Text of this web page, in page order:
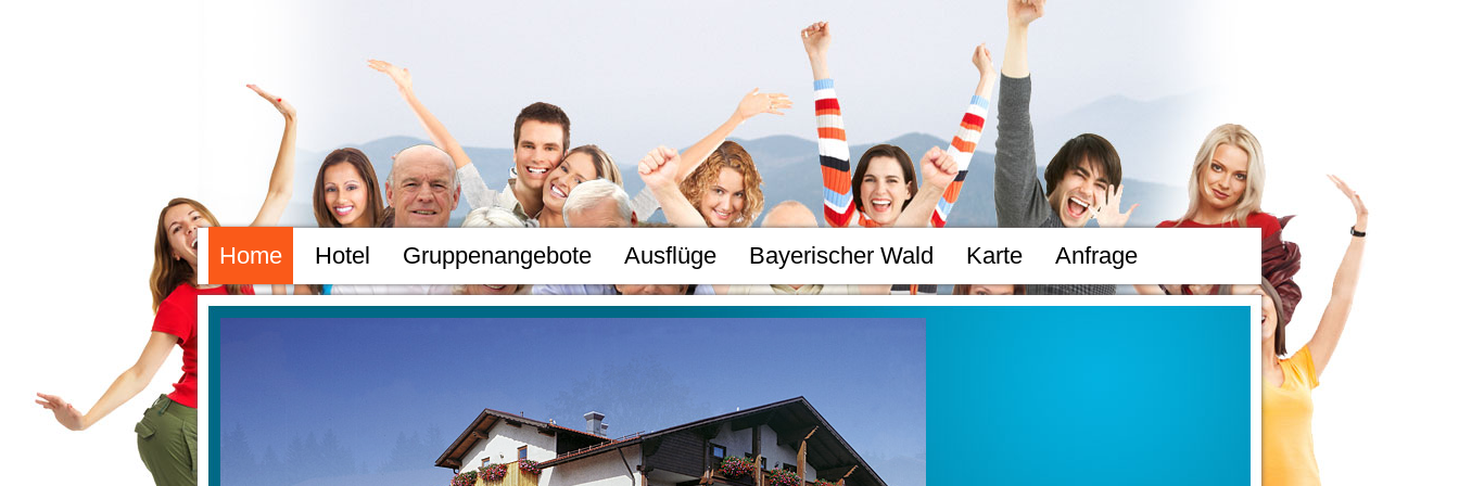
Home Hotel Gruppenangebote Ausflüge Bayerischer Wald Karte Anfrage